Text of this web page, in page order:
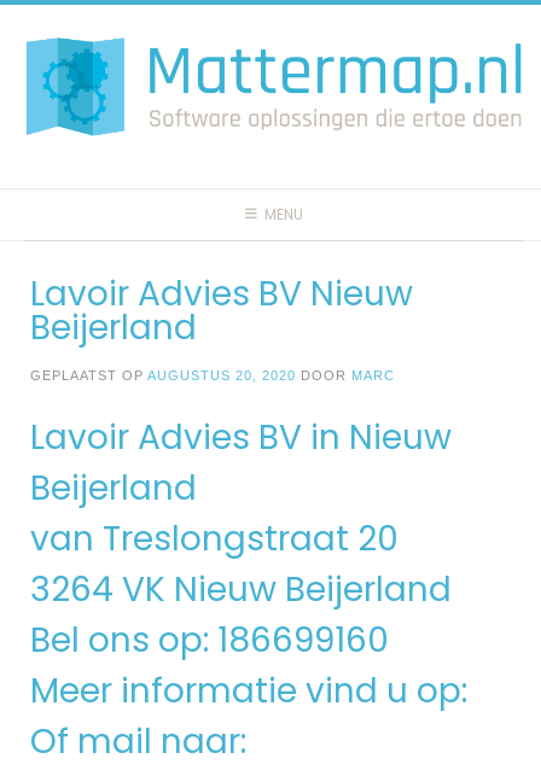
naar
inhoud
MENU
Lavoir Advies BV Nieuw
Beijerland
GEPLAATST OP AUGUSTUS 20, 2020 DOOR MARC
Lavoir Advies BV in Nieuw
Beijerland
van Treslongstraat 20
3264 VK Nieuw Beijerland
Bel ons op: 186699160
Meer informatie vind u op:
Of mail naar: